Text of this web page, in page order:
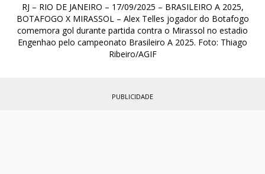
RJ – RIO DE JANEIRO – 17/09/2025 – BRASILEIRO A 2025,
BOTAFOGO X MIRASSOL – Alex Telles jogador do Botafogo
comemora gol durante partida contra o Mirassol no estadio
Engenhao pelo campeonato Brasileiro A 2025. Foto: Thiago
Ribeiro/AGIF
PUBLICIDADE